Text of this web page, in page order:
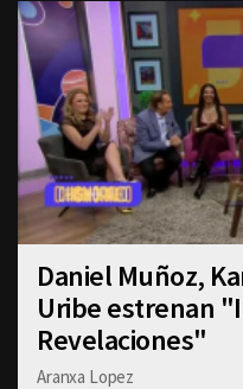
Daniel Muñoz,
Uribe estrenan
Revelaciones"
Aranxa Lopez